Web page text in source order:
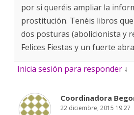
por si queréis ampliar la
prostitución. Tenéis libros
dos posturas (abolicionista y
Felices Fiestas y un fuerte
Inicia sesión para responder ↓
Coordinadora
22 diciembre, 2015 19:27